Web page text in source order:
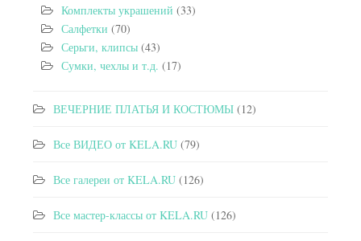
Комплекты украшений (33)
Салфетки (70)
Серьги, клипсы (43)
Сумки, чехлы и т.д. (17)
ВЕЧЕРНИЕ ПЛАТЬЯ И КОСТЮМЫ (12)
Все ВИДЕО от KELA.RU (79)
Все галереи от KELA.RU (126)
Все мастер-классы от KELA.RU (126)